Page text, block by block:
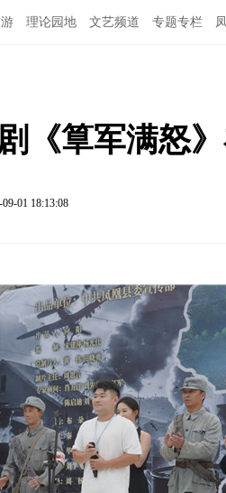
理论园地 文艺频道 专题专栏
《筸军满怒
09-01 18:13:08